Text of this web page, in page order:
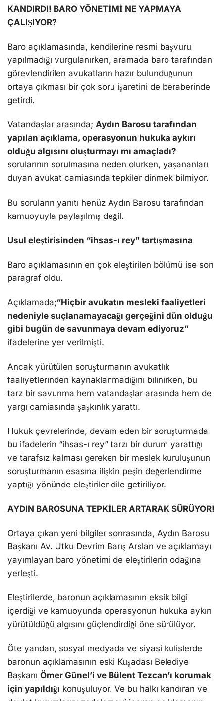
KANDIRDI! BARO YÖNETİMİ NE YAPMAYA
ÇALIŞIYOR?
Baro açıklamasında, kendilerine resmi başvuru
yapılmadığı vurgulanırken, aramada baro tarafından
görevlendirilen avukatların hazır bulunduğunun
ortaya çıkması bir çok soru işaretini de beraberinde
getirdi.
Vatandaşlar arasında; Aydın Barosu tarafından
yapılan açıklama, operasyonun hukuka aykırı
olduğu algısını oluşturmayı mı amaçladı?
sorularının sorulmasına neden olurken, yaşananları
duyan avukat camiasında tepkiler dinmek bilmiyor.
Bu soruların yanıtı henüz Aydın Barosu tarafından
kamuoyuyla paylaşılmış değil.
Usul eleştirisinden “ihsas-ı rey” tartışmasına
Baro açıklamasının en çok eleştirilen bölümü ise son
paragraf oldu.
Açıklamada;“Hiçbir avukatın mesleki faaliyetleri
nedeniyle suçlanamayacağı gerçeğini dün olduğu
gibi bugün de savunmaya devam ediyoruz”
ifadelerine yer verilmişti.
Ancak yürütülen soruşturmanın avukatlık
faaliyetlerinden kaynaklanmadığını bilinirken, bu
tarz bir savunma hem vatandaşlar arasında hem de
yargı camiasında şaşkınlık yarattı.
Hukuk çevrelerinde, devam eden bir soruşturmada
bu ifadelerin “ihsas-ı rey” tarzı bir durum yarattığı
ve tarafsız kalması gereken bir meslek kuruluşunun
soruşturmanın esasına ilişkin peşin değerlendirme
yaptığı yönünde eleştiriler dile getiriliyor.
AYDIN BAROSUNA TEPKİLER ARTARAK SÜRÜYOR!
Ortaya çıkan yeni bilgiler sonrasında, Aydın Barosu
Başkanı Av. Utku Devrim Barış Arslan ve açıklamayı
yayımlayan baro yönetimi de eleştirilerin odağına
yerleşti.
Eleştirilerde, baronun açıklamasının eksik bilgi
içerdiği ve kamuoyunda operasyonun hukuka aykırı
yürütüldüğü algısını güçlendirdiği öne sürülüyor.
Öte yandan, sosyal medyada ve siyasi kulislerde
baronun açıklamasının eski Kuşadası Belediye
Başkanı Ömer Günel’i ve Bülent Tezcan’ı korumak
için yapıldığı konuşuluyor. Ve bu halkı kandıran ve